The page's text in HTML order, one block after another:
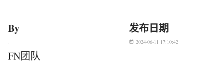
By
FN团队
发布日期
today 2024-06-11 17:10:42